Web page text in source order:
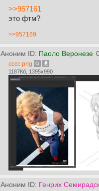
>>957161
это фтм?
>>957169
Аноним ID: Паоло Веронезе
cccc.png
1187Кб, 1395x990
Аноним ID: Генрих